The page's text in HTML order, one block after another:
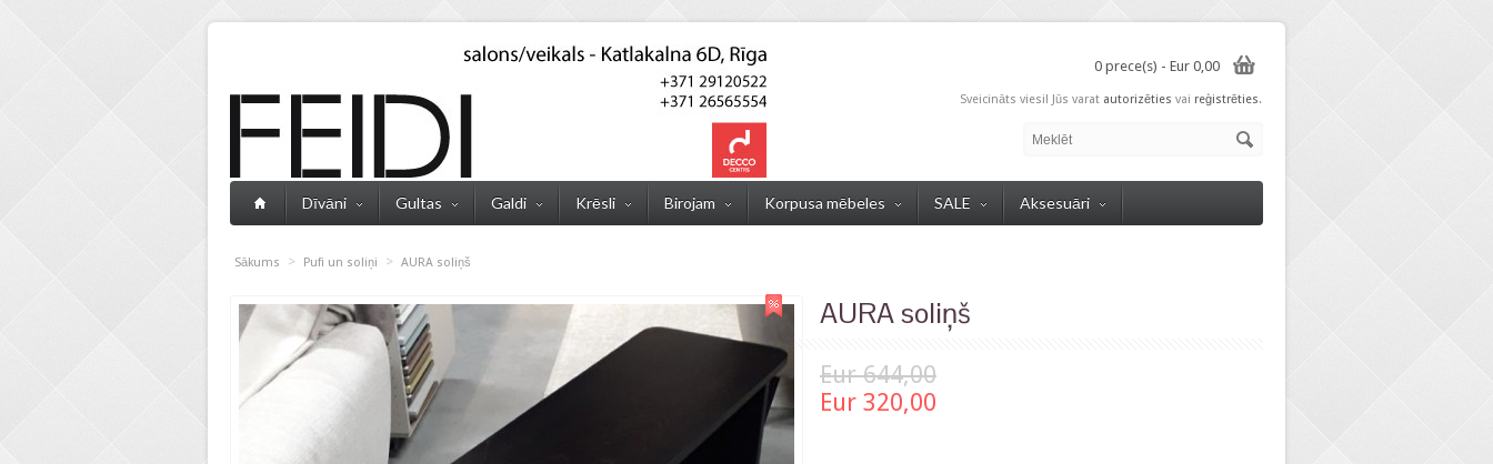
Sveicināts viesi! Jūs varat autorizēties vai reģistrēties.
0 prece(s) - Eur 0,00
Dīvāni Gultas Galdi Krēsli Birojam Korpusa mēbeles SALE Aksesuāri
Sākums > Pufi un soliņi > AURA soliņš
AURA soliņš
Eur 644,00
Eur 320,00